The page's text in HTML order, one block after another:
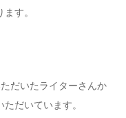
す。
だいたライターさんか
だいています。